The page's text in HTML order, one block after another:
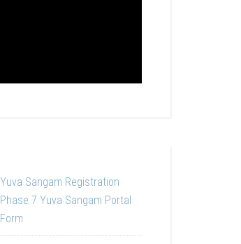
Yuva Sangam Registration
Phase 7 Yuva Sangam Portal
Form